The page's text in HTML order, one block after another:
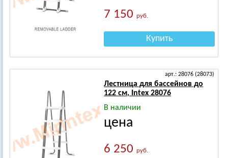
7 150руб.
Купить
арт.: 28076 (28073)
Лестница для бассейнов до
122 см, Intex 28076
В наличии
цена
6 250руб.